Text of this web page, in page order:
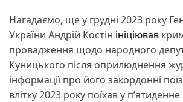
Нагадаємо, ще у грудні 2023 року
України Андрій Костін ініціював
провадження щодо народного
Куницького після оприлюднення
інформації про його закордонні
влітку 2023 року поїхав у